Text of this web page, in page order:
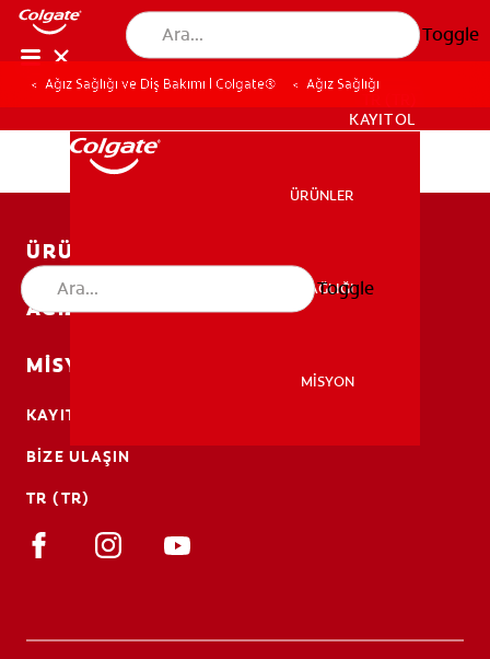
Toggle
MİSYON
KAYIT OL
KAYIT OL
ÜRÜNLER
AĞIZ SAĞLIĞI
MİSYON
Toggle
Ağız Sağlığı ve Diş Bakımı | Colgate® Ağız Sağlığı
ÜRÜNLER
AĞIZ SAĞLIĞI
MISYON
KAYIT OL
BIZE ULAŞIN
TR (TR)